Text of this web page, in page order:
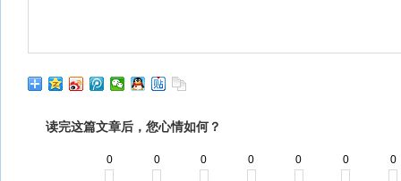
读完这篇文章后，您心情如何？
0 0 0 0 0 0 0